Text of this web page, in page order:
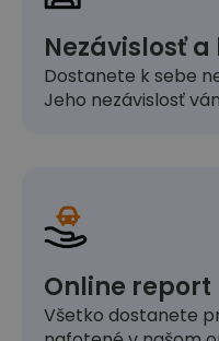
Nezávislosť
Dostanete k sebe
Jeho nezávislosť
Online report
Všetko dostanete